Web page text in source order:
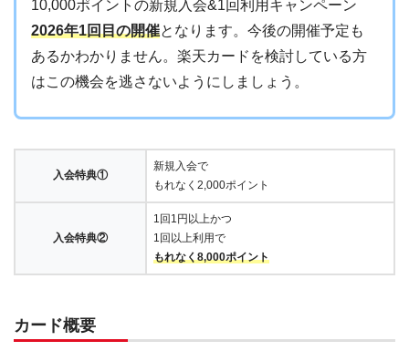
10,000ポイントの新規入会&1回利用キャンペーン
2026年1回目の開催となります。今後の開催予定も
あるかわかりません。楽天カードを検討している方
はこの機会を逃さないようにしましょう。
入会特典①
新規入会で
もれなく2,000ポイント
入会特典②
1回1円以上かつ
1回以上利用で
もれなく8,000ポイント
カード概要